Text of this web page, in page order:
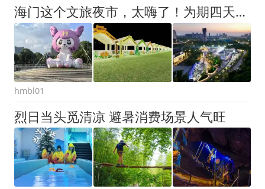
海门这个文旅夜市，太嗨了！为期四天值得你来！
hmbl01
烈日当头觅清凉 避暑消费场景人气旺